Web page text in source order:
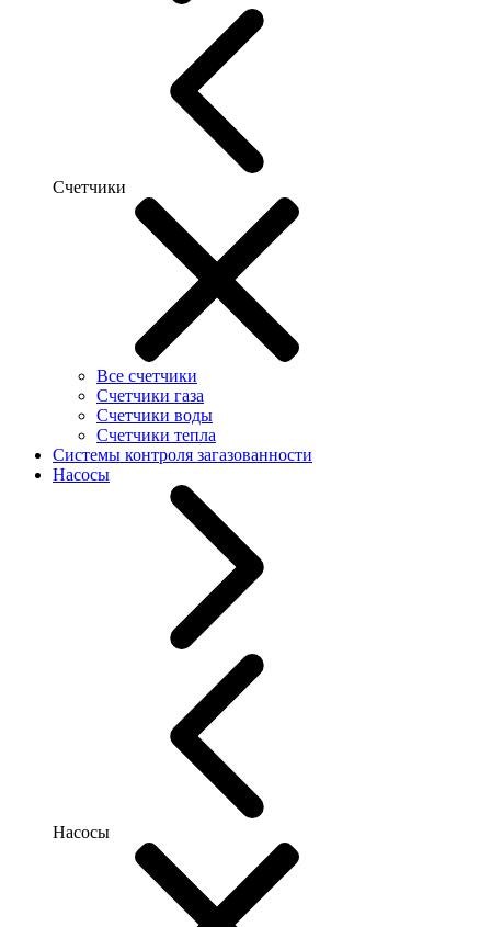
Счетчики
Все счетчики
Счетчики газа
Счетчики воды
Счетчики тепла
Системы контроля загазованности
Насосы
Насосы